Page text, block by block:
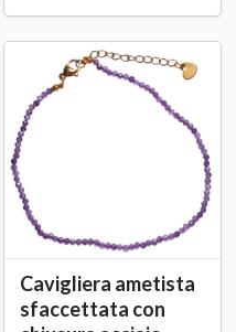
Cavigliera ametista
sfaccettata con